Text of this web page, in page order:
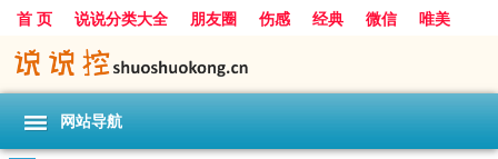
首 页 说说分类大全 朋友圈 伤感 经典 微信
唯美
励志
爱情 搞笑
网站导航